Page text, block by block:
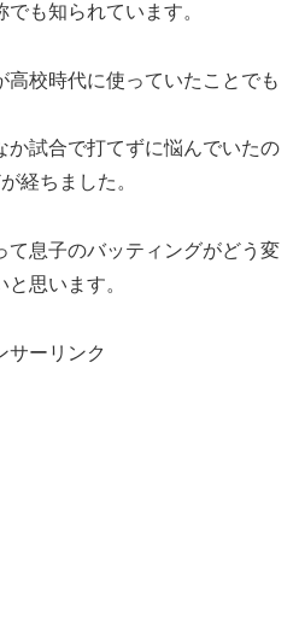
も知られています。
高校時代に使っていたことでも
か試合で打てずに悩んでいたの
経ちました。
て息子のバッティングがどう変
思います。
サーリンク